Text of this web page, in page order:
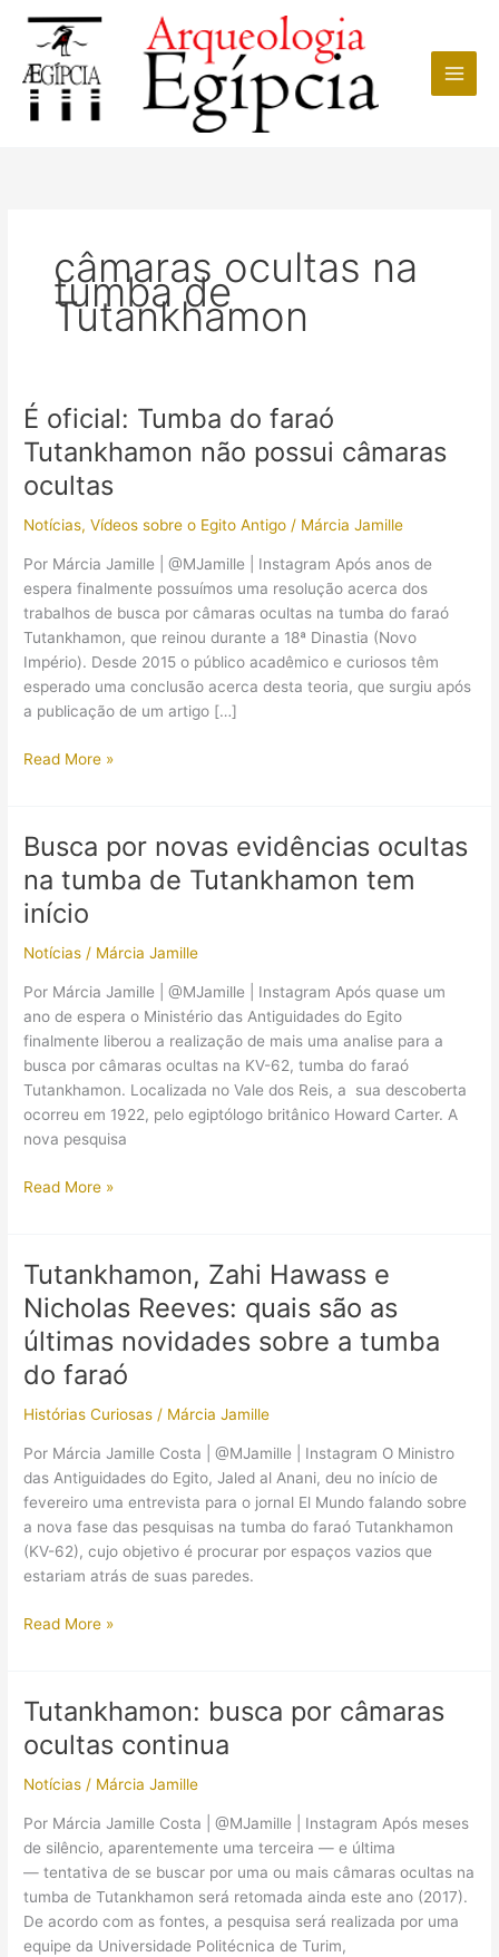
conteúdo
câmaras ocultas na
tumba de
Tutankhamon
É oficial: Tumba do faraó
Tutankhamon não possui câmaras
ocultas
Notícias,Vídeos sobre o Egito Antigo / Márcia Jamille
Por Márcia Jamille | @MJamille | Instagram Após anos de
espera finalmente possuímos uma resolução acerca dos
trabalhos de busca por câmaras ocultas na tumba do faraó
Tutankhamon, que reinou durante a 18ª Dinastia (Novo
Império). Desde 2015 o público acadêmico e curiosos têm
esperado uma conclusão acerca desta teoria, que surgiu após
a publicação de um artigo […]
É
faraó
Tutankhamon
não
possui
câmaras
Read More »
Busca por novas evidências ocultas
na tumba de Tutankhamon tem
início
Notícias / Márcia Jamille
Por Márcia Jamille | @MJamille | Instagram Após quase um
ano de espera o Ministério das Antiguidades do Egito
finalmente liberou a realização de mais uma analise para a
busca por câmaras ocultas na KV-62, tumba do faraó
Tutankhamon. Localizada no Vale dos Reis, a sua descoberta
ocorreu em 1922, pelo egiptólogo britânico Howard Carter. A
nova pesquisa
Busca
ocultas
na
tumba
Tutankhamon
tem
Read More »
Tutankhamon, Zahi Hawass e
Nicholas Reeves: quais são as
últimas novidades sobre a tumba
do faraó
Histórias Curiosas / Márcia Jamille
Por Márcia Jamille Costa | @MJamille | Instagram O Ministro
das Antiguidades do Egito, Jaled al Anani, deu no início de
fevereiro uma entrevista para o jornal El Mundo falando sobre
a nova fase das pesquisas na tumba do faraó Tutankhamon
(KV-62), cujo objetivo é procurar por espaços vazios que
estariam atrás de suas paredes.
Tutankhamon,
Nicholas
Reeves:
são
as
últimas
novidades
sobre
a
tumba
Read More »
Tutankhamon: busca por câmaras
ocultas continua
Notícias / Márcia Jamille
Por Márcia Jamille Costa | @MJamille | Instagram Após meses
de silêncio, aparentemente uma terceira — e última
— tentativa de se buscar por uma ou mais câmaras ocultas na
tumba de Tutankhamon será retomada ainda este ano (2017).
De acordo com as fontes, a pesquisa será realizada por uma
equipe da Universidade Politécnica de Turim,